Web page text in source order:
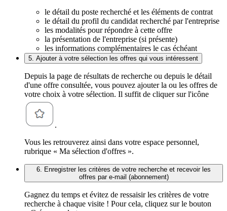
le détail du poste recherché et les éléments de contrat
le détail du profil du candidat recherché par l'entreprise
les modalités pour répondre à cette offre
la présentation de l'entreprise (si présente)
les informations complémentaires le cas échéant
5. Ajouter à votre sélection les offres qui vous intéressent
Depuis la page de résultats de recherche ou depuis le détail
d'une offre consultée, vous pouvez ajouter la ou les offres de
votre choix à votre sélection. Il suffit de cliquer sur l'icône
.
Vous les retrouverez ainsi dans votre espace personnel,
rubrique « Ma sélection d'offres ».
6. Enregistrer les critères de votre recherche et recevoir les
offres par e-mail (abonnement)
Gagnez du temps et évitez de ressaisir les critères de votre
recherche à chaque visite ! Pour cela, cliquez sur le bouton